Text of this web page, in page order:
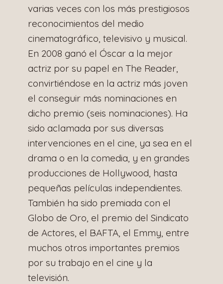
varias veces con los más prestigiosos
reconocimientos del medio
cinematográfico, televisivo y musical.
En 2008 ganó el Óscar a la mejor
actriz por su papel en The Reader,
convirtiéndose en la actriz más joven
el conseguir más nominaciones en
dicho premio (seis nominaciones). Ha
sido aclamada por sus diversas
intervenciones en el cine, ya sea en el
drama o en la comedia, y en grandes
producciones de Hollywood, hasta
pequeñas películas independientes.
También ha sido premiada con el
Globo de Oro, el premio del Sindicato
de Actores, el BAFTA, el Emmy, entre
muchos otros importantes premios
por su trabajo en el cine y la
televisión.